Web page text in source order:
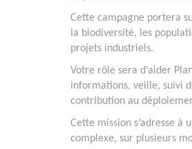
Cette campagne portera
la biodiversité, les
projets industriels.
Votre rôle sera d’aider
informations, veille, suivi
contribution au
Cette mission s’adresse à
complexe, sur plusieurs